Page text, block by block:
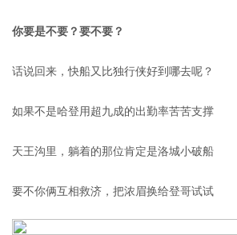
你要是不要？要不要？
话说回来，快船又比独行侠好到哪去呢？
如果不是哈登用超九成的出勤率苦苦支撑
天王沟里，躺着的那位肯定是洛城小破船
要不你俩互相救济，把浓眉换给登哥试试